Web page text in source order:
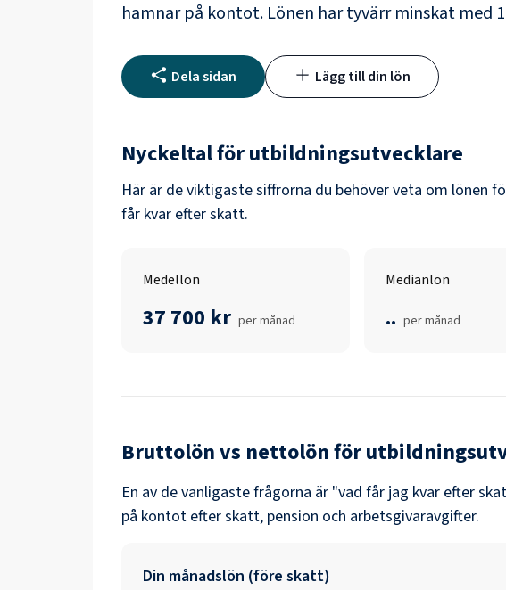
hamnar på kontot. Lönen har tyvärr minskat med
Dela sidan Lägg till din lön
Nyckeltal förutbildningsutvecklare
Här är de viktigaste siffrorna du behöver veta om lönen
får kvar efter skatt.
Medellön
37 700 kr per månad
Medianlön
.. per månad
Bruttolön vs nettolön för
En av de vanligaste frågorna är "vad får jag kvar efter
på kontot efter skatt, pension och arbetsgivaravgifter.
Din månadslön (före skatt)